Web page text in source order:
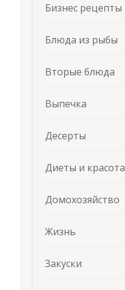
Бизнес рецепты
Блюда из рыбы
Вторые блюда
Выпечка
Десерты
Диеты и красота
Домохозяйство
Жизнь
Закуски